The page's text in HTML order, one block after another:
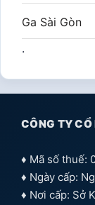
Ga Sài Gòn
.
CÔNG TY
♦ Mã số thuế:
♦ Ngày cấp:
♦ Nơi cấp: Sở